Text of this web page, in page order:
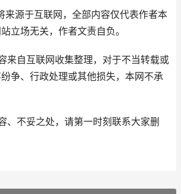
来源于互联网，全部内容仅代表作者本
立场无关，作者文责自负。
来自互联网收集整理，对于不当转载或
争、行政处理或其他损失，本网不承
、不妥之处，请第一时刻联系大家删